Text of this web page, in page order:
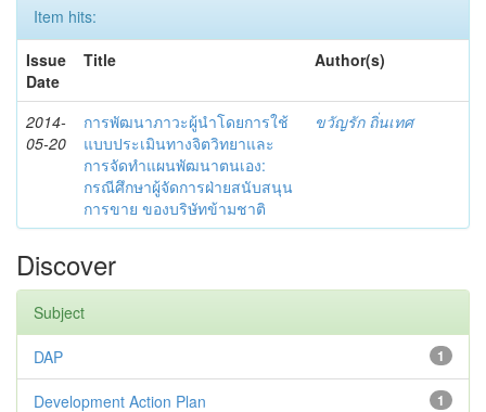
Item hits:
Issue
Date
Title Author(s)
2014-
05-20
การพัฒนาภาวะผู้นำโดยการใช้
แบบประเมินทางจิตวิทยาและ
การจัดทำแผนพัฒนาตนเอง:
กรณีศึกษาผู้จัดการฝ่ายสนับสนุน
การขาย ของบริษัทข้ามชาติ
ขวัญรัก ถิ่นเทศ
Discover
Subject
1
DAP
1
Development Action Plan